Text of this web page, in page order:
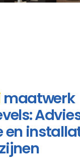
maatwerk
en